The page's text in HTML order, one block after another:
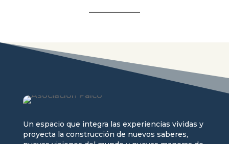
Un espacio que integra las experiencias vividas y
proyecta la construcción de nuevos saberes,